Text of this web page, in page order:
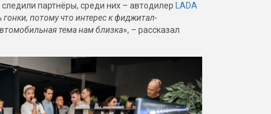
партнёры, среди них – автодилер LADA
потому что интерес к фиджитал-
тема нам близка», – рассказал